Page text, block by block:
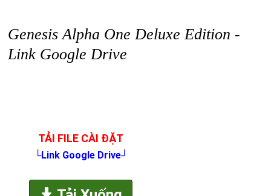
Genesis Alpha One Deluxe Edition -
Link Google Drive
TẢI FILE CÀI ĐẶT
└Link Google Drive┘